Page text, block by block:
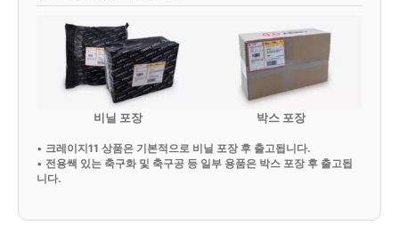
비닐 포장 박스 포장
• 크레이지11 상품은 기본적으로 비닐 포장 후 출고됩니다.
• 전용쌕 있는 축구화 및 축구공 등 일부 용품은 박스 포장 후 출고됩
니다.